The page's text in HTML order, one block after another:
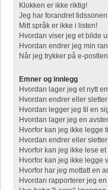
Klokken er ikke riktig!
Jeg har forandret
Mitt språk er ikke i listen!
Hvordan viser jeg et bilde
Hvordan endrer jeg min
Når jeg trykker på e-
Emner og innlegg
Hvordan lager jeg et nytt
Hvordan endrer eller
Hvordan legger jeg til en
Hvordan lager jeg en
Hvorfor kan jeg ikke legge
Hvordan endrer eller
Hvorfor kan jeg ikke lese et
Hvorfor kan jeg ikke legge
Hvorfor har jeg mottatt en
Hvordan rapporterer jeg